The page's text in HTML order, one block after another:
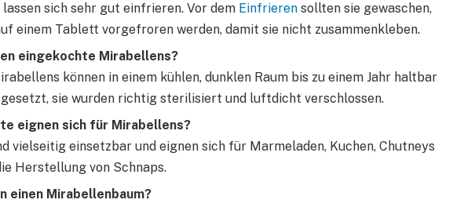
sich sehr gut einfrieren. Vor dem Einfrieren sollten sie gewaschen,
einem Tablett vorgefroren werden, damit sie nicht zusammenkleben.
eingekochte Mirabellens?
können in einem kühlen, dunklen Raum bis zu einem Jahr haltbar
sie wurden richtig sterilisiert und luftdicht verschlossen.
eignen sich für Mirabellens?
vielseitig einsetzbar und eignen sich für Marmeladen, Kuchen, Chutneys
Herstellung von Schnaps.
einen Mirabellenbaum?